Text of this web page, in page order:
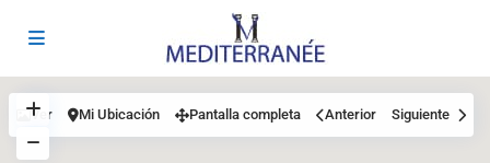
Ver Mi Ubicación Pantalla completa Anterior Siguiente